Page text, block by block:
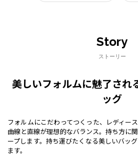
Story
ストーリー
美しいフォルムに魅了され
ッグ
フォルムにこだわってつくった、レディー
曲線と直線が理想的なバランス。持ち方に
ープします。持ち運びたくなる美しいバッ
ます。